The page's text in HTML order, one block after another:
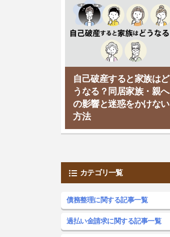
自己破産すると家族はど
うなる？同居家族・親へ
の影響と迷惑をかけない
方法
カテゴリ一覧
債務整理に関する記事一覧
過払い金請求に関する記事一覧